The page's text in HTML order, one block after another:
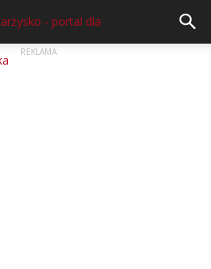
REKLAMA